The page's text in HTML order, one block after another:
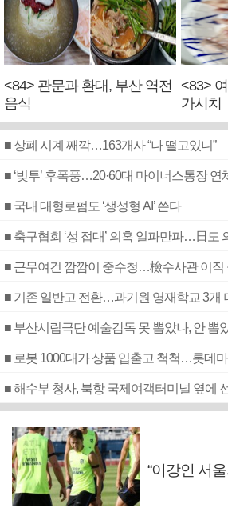
<84> 관문과 환대, 부산 역전
음식
<83>
가시치
■ 상폐 시계 째깍…163개사 “나 떨고있니”
■ ‘빚투’ 후폭풍…20·60대 마이너스통장 연
■ 국내 대형로펌도 ‘생성형 AI’ 쓴다
■ 근무여건 깜깜이 중수청…檢수사관 이직
■ 기존 일반고 전환…과기원 영재학교 3개
■ 부산시립극단 예술감독 못 뽑았나, 안 뽑
■ 로봇 1000대가 상품 입출고 척척…롯데
■ 해수부 청사, 북항 국제여객터미널 옆에
“이강인 서